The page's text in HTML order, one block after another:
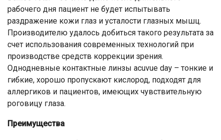
рабочего дня пациент не будет испытывать
раздражение кожи глаз и усталости глазных мышц.
Производителю удалось добиться такого результата за
счет использования современных технологий при
производстве средств коррекции зрения.
Однодневные контактные линзы acuvue day – тонкие и
гибкие, хорошо пропускают кислород, подходят для
аллергиков и пациентов, имеющих чувствительную
роговицу глаза.
Преимущества